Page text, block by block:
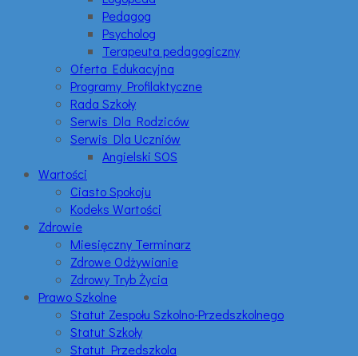
Pedagog
Psycholog
Terapeuta pedagogiczny
Oferta Edukacyjna
Programy Profilaktyczne
Rada Szkoły
Serwis Dla Rodziców
Serwis Dla Uczniów
Angielski SOS
Wartości
Ciasto Spokoju
Kodeks Wartości
Zdrowie
Miesięczny Terminarz
Zdrowe Odżywianie
Zdrowy Tryb Życia
Prawo Szkolne
Statut Zespołu Szkolno-Przedszkolnego
Statut Szkoły
Statut Przedszkola